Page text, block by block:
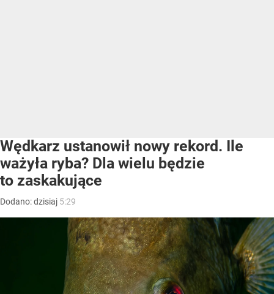
Wędkarz ustanowił nowy rekord. Ile
ważyła ryba? Dla wielu będzie
to zaskakujące
Dodano:dzisiaj 5:29